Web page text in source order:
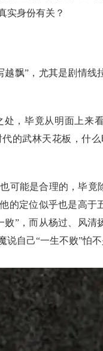
实身份有关？
飘”，尤其是剧情线
，毕竟从明面上来
的武林天花板，什
可能是合理的，毕竟
的定位似乎也是高于
”，而从杨过、风清
说自己“一生不败”怕